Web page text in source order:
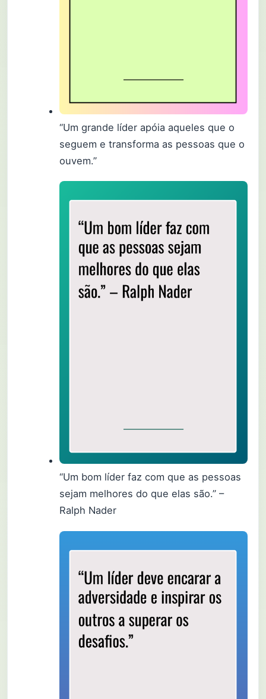
“Um grande líder apóia aqueles que o
seguem e transforma as pessoas que o
ouvem.”
“Um bom líder faz com que as pessoas
sejam melhores do que elas são.” –
Ralph Nader